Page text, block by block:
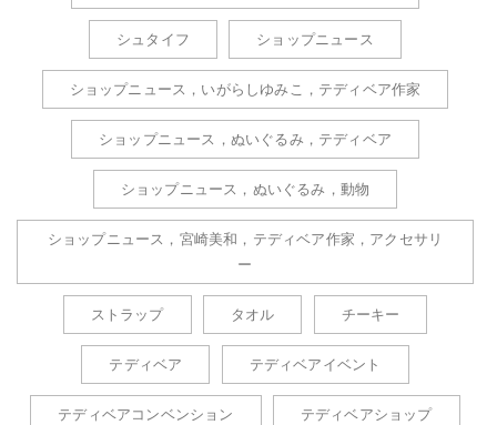
シュタイフ ショップニュース
ショップニュース，いがらしゆみこ，テディベア作家
ショップニュース，ぬいぐるみ，テディベア
ショップニュース，ぬいぐるみ，動物
ショップニュース，宮崎美和，テディベア作家，アクセサリ
ー
ストラップ タオル チーキー
テディベア テディベアイベント
テディベアコンベンション テディベアショップ